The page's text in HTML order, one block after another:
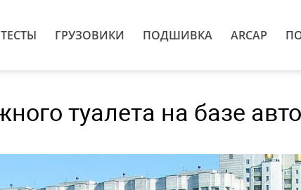
ТЕСТЫ ГРУЗОВИКИ ПОДШИВКА ARCAP
туалета на базе